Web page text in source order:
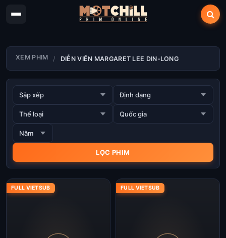
XEM PHIM DIỄN VIÊN MARGARET LEE DIN-LONG
FULL VIETSUB FULL VIETSUB